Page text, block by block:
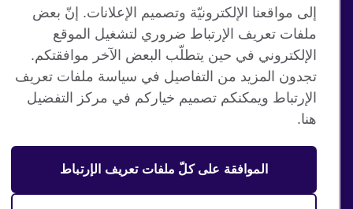
موقع المجلس الثقافي البريطاني العالمي
الخصوصية وشروط الاستخدام
ملفات تعريف الإرتباط
خريطة الموقع
منظمة المملكة المتحدة الدولية للعلاقات الثقافية والفرص
إلى مواقعنا الإلكترونيّة وتصميم الإعلانات. إنّ بعض
ملفات تعريف الإرتباط ضروري لتشغيل الموقع
الإلكتروني في حين يتطلّب البعض الآخر موافقتكم.
تجدون المزيد من التفاصيل في سياسة ملفات تعريف
الإرتباط ويمكنكم تصميم خياركم في مركز التفضيل
هنا.
الموافقة على كلّ ملفات تعريف الإرتباط